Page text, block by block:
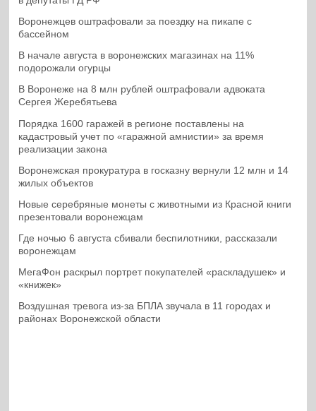
Воронежцев оштрафовали за поездку на пикапе с
бассейном
В начале августа в воронежских магазинах на 11%
подорожали огурцы
В Воронеже на 8 млн рублей оштрафовали адвоката
Сергея Жеребятьева
Порядка 1600 гаражей в регионе поставлены на
кадастровый учет по «гаражной амнистии» за время
реализации закона
Воронежская прокуратура в госказну вернули 12 млн и 14
жилых объектов
Новые серебряные монеты с животными из Красной книги
презентовали воронежцам
Где ночью 6 августа сбивали беспилотники, рассказали
воронежцам
МегаФон раскрыл портрет покупателей «раскладушек» и
«книжек»
Воздушная тревога из-за БПЛА звучала в 11 городах и
районах Воронежской области